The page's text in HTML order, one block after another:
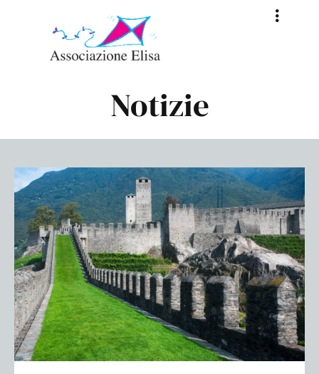
Notizie